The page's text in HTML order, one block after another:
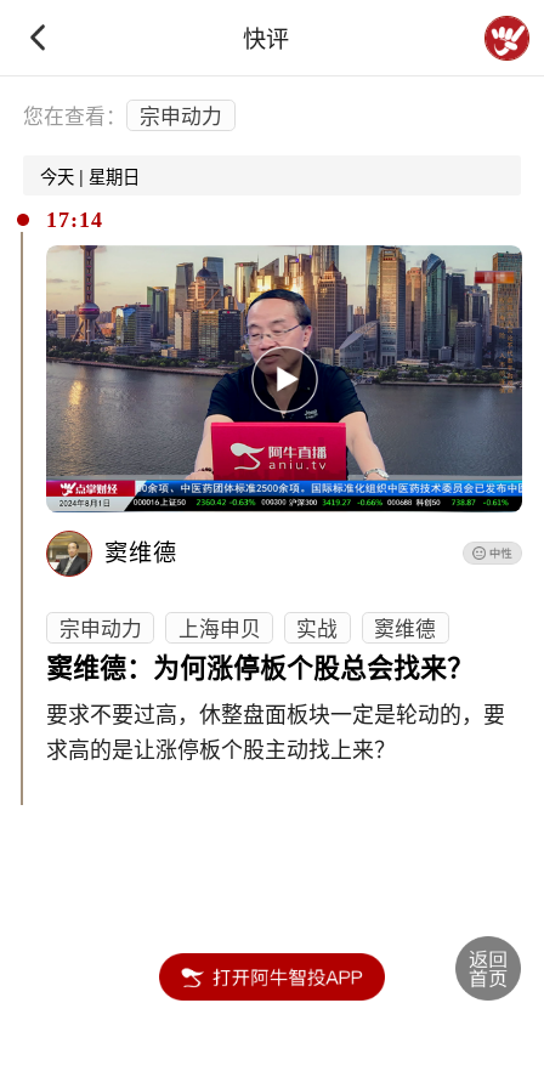
快评
下拉刷新
您在查看： 宗申动力
今天 | 星期日
17:14
窦维德
宗申动力 上海申贝 实战
窦维德
窦维德：为何涨停板个股总会找来？
要求不要过高，休整盘面板块一定是轮动的，要
求高的是让涨停板个股主动找上来？